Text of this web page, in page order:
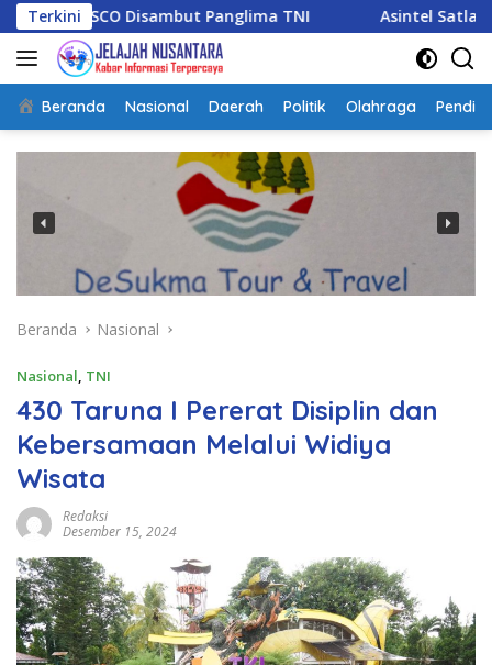
Langsung
ke
konten
TerkiniPanglima TNI Asintel Satlap Tricakti Beri
Beranda Nasional Daerah Politik Olahraga
Beranda Nasional
Nasional, TNI
430 Taruna I Pererat Disiplin dan
Kebersamaan Melalui Widiya
Wisata
Redaksi
Desember 15, 2024